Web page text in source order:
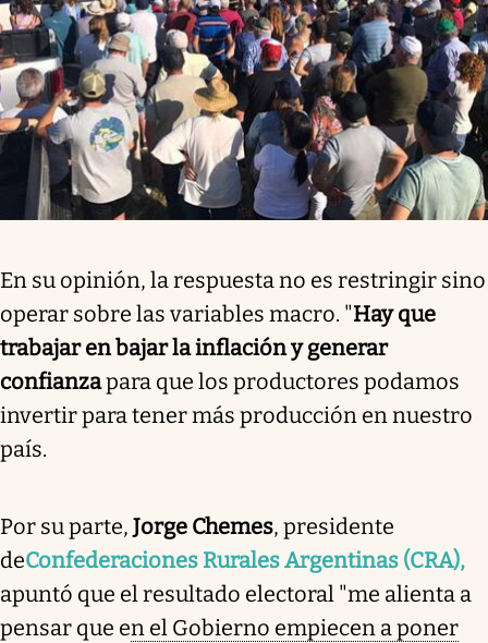
En su opinión, la respuesta no es restringir sino
operar sobre las variables macro. "Hay que
trabajar en bajar la inflación y generar
confianzapara que los productores podamos
invertir para tener más producción en nuestro
país.
Por su parte, Jorge Chemes, presidente
deConfederaciones Rurales Argentinas (CRA),
apuntó que el resultado electoral "me alienta a
pensar que en el Gobierno empiecen a poner